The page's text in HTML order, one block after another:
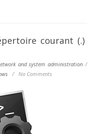
courant (.)
and system administration /
/ No Comments